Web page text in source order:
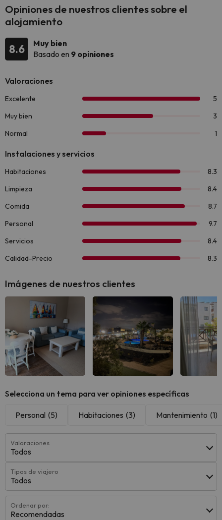
Opiniones de nuestros clientes sobre el
alojamiento
8.6
Muy bien
Basado en 9 opiniones
Imágenes de nuestros clientes
Selecciona un tema para ver opiniones específicas
Personal (5) Habitaciones (3) Mantenimiento (1)
Valoraciones
Todos
Tipos de viajero
Todos
Ordenar por:
Recomendadas